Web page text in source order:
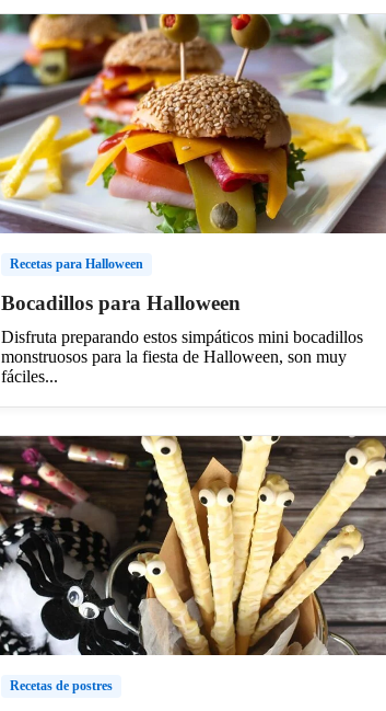
Recetas para Halloween
Bocadillos para Halloween
Disfruta preparando estos simpáticos mini bocadillos
monstruosos para la fiesta de Halloween, son muy
fáciles...
Recetas de postres